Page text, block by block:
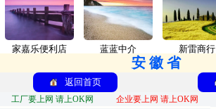
家嘉乐便利店 蓝蓝中介 新雷商行
安徽省
返回首页
工厂要上网 请上OK网 企业要上网 请上OK网